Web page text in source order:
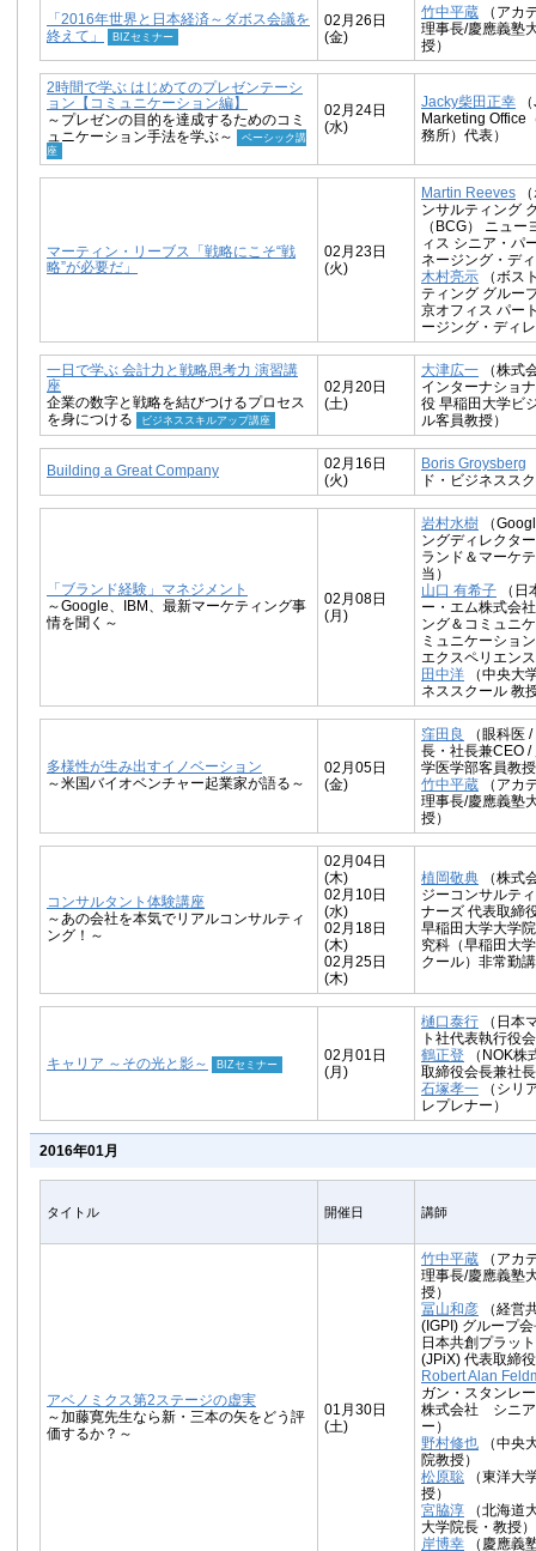
「2016年世界と日本経済～ダボス会議を
終えて」
BIZセミナー
02月26日
(金)
竹中平蔵 （アカ
理事長/慶應義塾
授）
2時間で学ぶ はじめてのプレゼンテーシ
ョン【コミュニケーション編】
～プレゼンの目的を達成するためのコミ
ュニケーション手法を学ぶ～
ベーシック講
座
02月24日
(水)
Jacky柴田正幸
Marketing Office
務所）代表）
マーティン・リーブス「戦略にこそ“戦
略”が必要だ」
02月23日
(火)
Martin Reeves
ンサルティング
（BCG） ニュー
ィス シニア・パ
ネージング・デ
木村亮示 （ボス
ティング グルー
京オフィス パー
ージング・ディ
一日で学ぶ 会計力と戦略思考力 演習講
座
企業の数字と戦略を結びつけるプロセス
を身につける
ビジネススキルアップ講座
02月20日
(土)
大津広一 （株式
インターナショ
役 早稲田大学ビ
ル客員教授）
Building a Great Company
02月16日
(火)
Boris Groysberg
ド・ビジネスス
「ブランド経験」マネジメント
～Google、IBM、最新マーケティング事
情を聞く～
02月08日
(月)
岩村水樹 （
ングディレクタ
ランド＆マーケ
当）
山口 有希子 （日
ー・エム株式会
ング＆コミュニ
ミュニケーショ
エクスペリエン
田中洋 （中央大
ネススクール 教
多様性が生み出すイノベーション
～米国バイオベンチャー起業家が語る～
02月05日
(金)
窪田良
（眼科医
長・社長兼CEO /
学医学部客員教
竹中平蔵 （アカ
理事長/慶應義塾
授）
コンサルタント体験講座
～あの会社を本気でリアルコンサルティ
ング！～
02月04日
(木)
02月10日
(水)
02月18日
(木)
02月25日
(木)
植岡敬典 （株式
ジーコンサルテ
ナーズ 代表取締
早稲田大学大学
究科（早稲田大
クール）非常勤
キャリア ～その光と影～ BIZセミナー
02月01日
(月)
樋口泰行 （日本
ト社代表執行役
鶴正登 （NOK株
取締役会長兼社
石塚孝一 （シリ
レプレナー）
2016年01月
タイトル 開催日 講師
アベノミクス第2ステージの虚実
～加藤寛先生なら新・三本の矢をどう評
価するか？～
01月30日
(土)
竹中平蔵 （アカ
理事長/慶應義塾
授）
冨山和彦 （経営
(IGPI) グループ会
日本共創プラッ
(JPiX) 代表取締
Robert Alan
ガン・スタンレ
株式会社 シニア
ー）
野村修也 （中央
院教授）
松原聡 （東洋大
授）
宮脇淳 （北海道
大学院長・教授）
岸博幸 （慶應義